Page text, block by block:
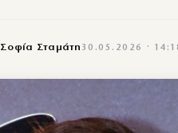
Σοφία Σταμάτη 30.05.2026 ·